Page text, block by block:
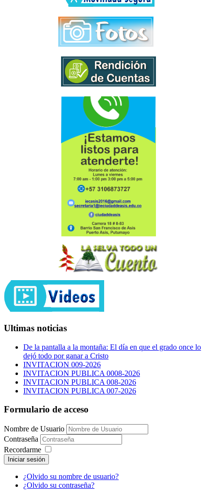
Ultimas noticias
De la pantalla a la montaña: El día en que el grado once lo
dejó todo por ganar a Cristo
INVITACION 009-2026
INVITACION PUBLICA 0008-2026
INVITACION PUBLICA 008-2026
INVITACION PUBLICA 007-2026
Formulario de acceso
Nombre de Usuario
Contraseña
Recordarme
Iniciar sesión
¿Olvido su nombre de usuario?
¿Olvido su contraseña?